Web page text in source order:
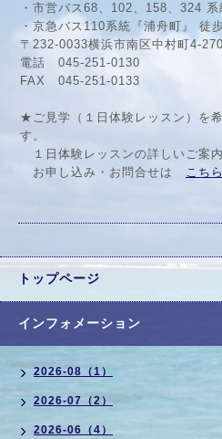
・市営バス68、102、158、324
・京急バス110系統『浦舟町』 徒
〒232-0033横浜市南区中村町4-
電話 045-251-0130
FAX 045-251-0133
★ご見学（１日体験レッスン）を
す。
１日体験レッスンの詳しいご案
お申し込み・お問合せは こちら
トップページ
インフォメーション
2026-08（1）
2026-07（2）
2026-06（4）